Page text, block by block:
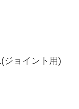
ジョイント用)